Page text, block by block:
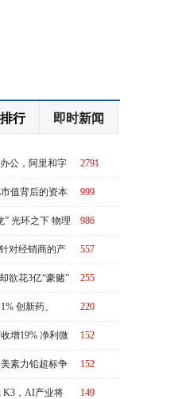
行 即时新闻
2791
公，阿里和字
999
值背后的资本
986
” 光环之下 物理
557
对经销商的产
255
欲花3亿“豪赌”
220
创新药、
152
增19% 净利微
152
素力铅超标争
149
K3，AI产业将